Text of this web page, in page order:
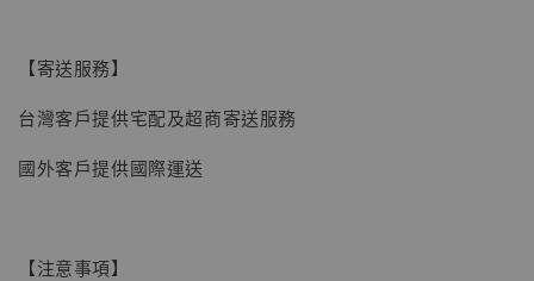
【寄送服務】
台灣客戶提供宅配及超商寄送服務
國外客戶提供國際運送
【注意事項】